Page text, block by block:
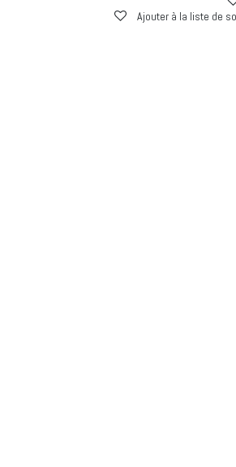
Ajouter à la liste de